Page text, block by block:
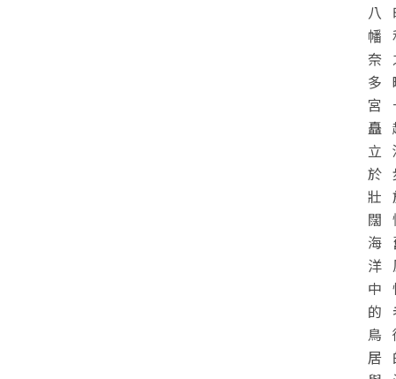
八
幡
奈
多
宮
矗
立
於
壯
闊
海
洋
中
的
鳥
居